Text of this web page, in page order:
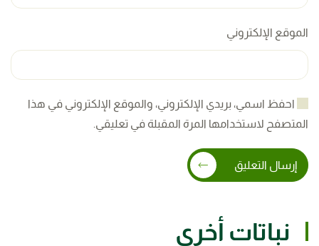
الموقع الإلكتروني
احفظ اسمي، بريدي الإلكتروني، والموقع الإلكتروني في هذا
المتصفح لاستخدامها المرة المقبلة في تعليقي.
إرسال التعليق
نباتات أخرى